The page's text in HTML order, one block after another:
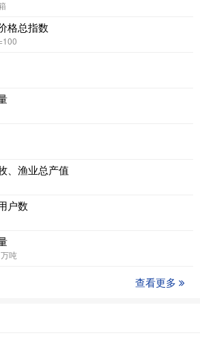
格总指数
、渔业总产值
户数
万吨
查看更多